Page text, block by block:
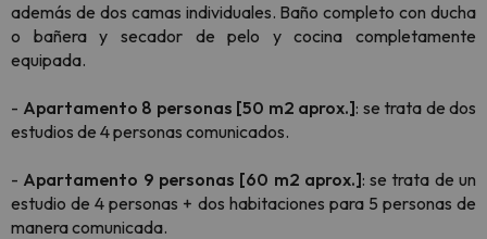
además de dos camas individuales. Baño completo con ducha
o bañera y secador de pelo y cocina completamente
equipada.
- Apartamento 8 personas [50 m2 aprox.]: se trata de dos
estudios de 4 personas comunicados.
- Apartamento 9 personas [60 m2 aprox.]: se trata de un
estudio de 4 personas + dos habitaciones para 5 personas de
manera comunicada.